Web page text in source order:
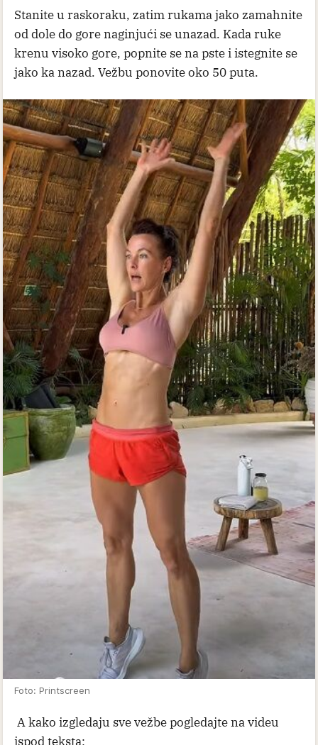
Stanite u raskoraku, zatim rukama jako zamahnite
od dole do gore naginjući se unazad. Kada ruke
krenu visoko gore, popnite se na pste i istegnite se
jako ka nazad. Vežbu ponovite oko 50 puta.
Foto: Printscreen
A kako izgledaju sve vežbe pogledajte na videu
ispod teksta: